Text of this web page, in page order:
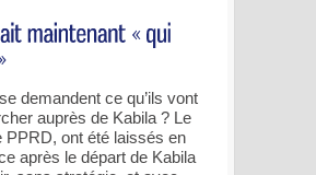
demandent ce qu’ils vont
auprès de Kabila ? Le
PPRD, ont été laissés en
après le départ de Kabila